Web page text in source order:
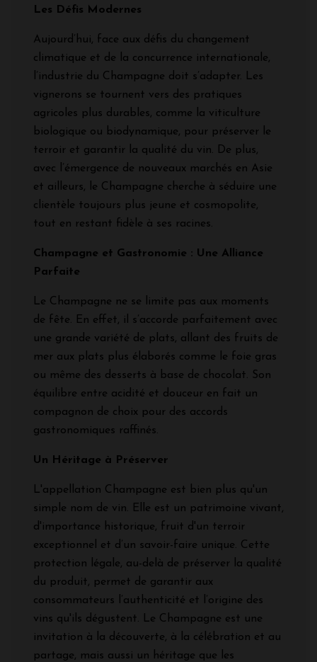
Les Défis Modernes
Aujourd’hui, face aux défis du changement
climatique et de la concurrence internationale,
l’industrie du Champagne doit s’adapter. Les
vignerons se tournent vers des pratiques
agricoles plus durables, comme la viticulture
biologique ou biodynamique, pour préserver le
terroir et garantir la qualité du vin. De plus,
avec l’émergence de nouveaux marchés en Asie
et ailleurs, le Champagne cherche à séduire une
clientèle toujours plus jeune et cosmopolite,
tout en restant fidèle à ses racines.
Champagne et Gastronomie : Une Alliance
Parfaite
Le Champagne ne se limite pas aux moments
de fête. En effet, il s’accorde parfaitement avec
une grande variété de plats, allant des fruits de
mer aux plats plus élaborés comme le foie gras
ou même des desserts à base de chocolat. Son
équilibre entre acidité et douceur en fait un
compagnon de choix pour des accords
gastronomiques raffinés.
Un Héritage à Préserver
L'appellation Champagne est bien plus qu'un
simple nom de vin. Elle est un patrimoine vivant,
d'importance historique, fruit d'un terroir
exceptionnel et d’un savoir-faire unique. Cette
protection légale, au-delà de préserver la qualité
du produit, permet de garantir aux
consommateurs l’authenticité et l’origine des
vins qu'ils dégustent. Le Champagne est une
invitation à la découverte, à la célébration et au
partage, mais aussi un héritage que les